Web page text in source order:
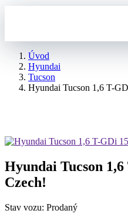
Úvod
Hyundai
Tucson
Hyundai Tucson 1,6 T-
Hyundai Tucson
Czech!
Stav vozu: Prodaný